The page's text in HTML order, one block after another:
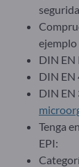
ejemplo
DIN EN
DIN EN
DIN EN
Tenga
EPI: